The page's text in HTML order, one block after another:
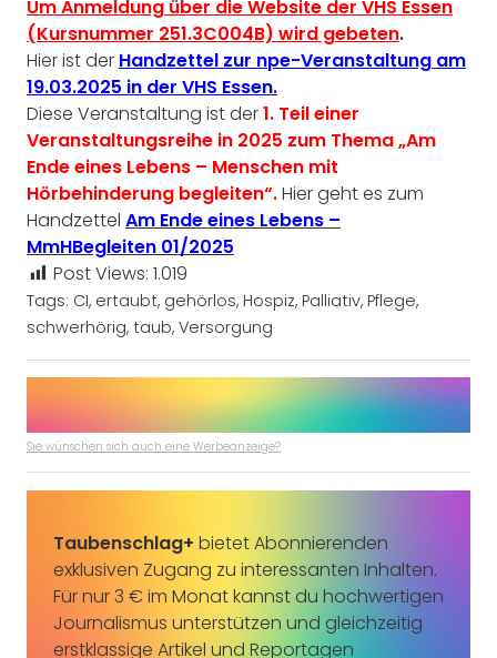
Um Anmeldung über die Website der VHS Essen
(Kursnummer 251.3C004B) wird gebeten.
Hier ist der Handzettel zur npe-Veranstaltung am
19.03.2025 in der VHS Essen.
Diese Veranstaltung ist der1. Teil einer
Veranstaltungsreihe in 2025 zum Thema „Am
Ende eines Lebens – Menschen mit
Hörbehinderung begleiten“.Hier geht es zum
Handzettel Am Ende eines Lebens –
MmHBegleiten 01/2025
Post Views: 1.019
Tags: CI, ertaubt, gehörlos, Hospiz, Palliativ, Pflege,
schwerhörig, taub, Versorgung
Sie wünschen sich auch eine Werbeanzeige?
Taubenschlag+ bietet Abonnierenden
exklusiven Zugang zu interessanten Inhalten.
Für nur 3 € im Monat kannst du hochwertigen
Journalismus unterstützen und gleichzeitig
erstklassige Artikel und Reportagen